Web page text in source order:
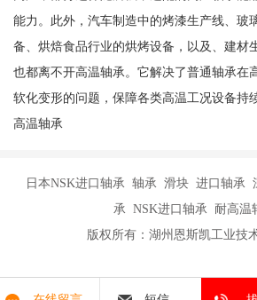
能力。此外，汽车制造中的烤漆生产线、玻
备、烘焙食品行业的烘烤设备，以及、建材
也都离不开高温轴承。它解决了普通轴承在
软化变形的问题，保障各类高温工况设备持
高温轴承
日本NSK进口轴承 轴承 滑块 进口轴承
承 NSK进口轴承 耐高温
版权所有：湖州恩斯凯工业技